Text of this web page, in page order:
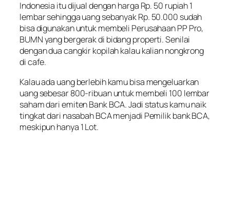
Indonesia itu dijual dengan harga Rp. 50 rupiah 1
lembar sehingga uang sebanyak Rp. 50.000 sudah
bisa digunakan untuk membeli Perusahaan PP Pro,
BUMN yang bergerak di bidang properti. Senilai
dengan dua cangkir kopilah kalau kalian nongkrong
di cafe.
Kalau ada uang berlebih kamu bisa mengeluarkan
uang sebesar 800-ribuan untuk membeli 100 lembar
saham dari emiten Bank BCA. Jadi status kamu naik
tingkat dari nasabah BCA menjadi Pemilik bank BCA,
meskipun hanya 1 Lot.